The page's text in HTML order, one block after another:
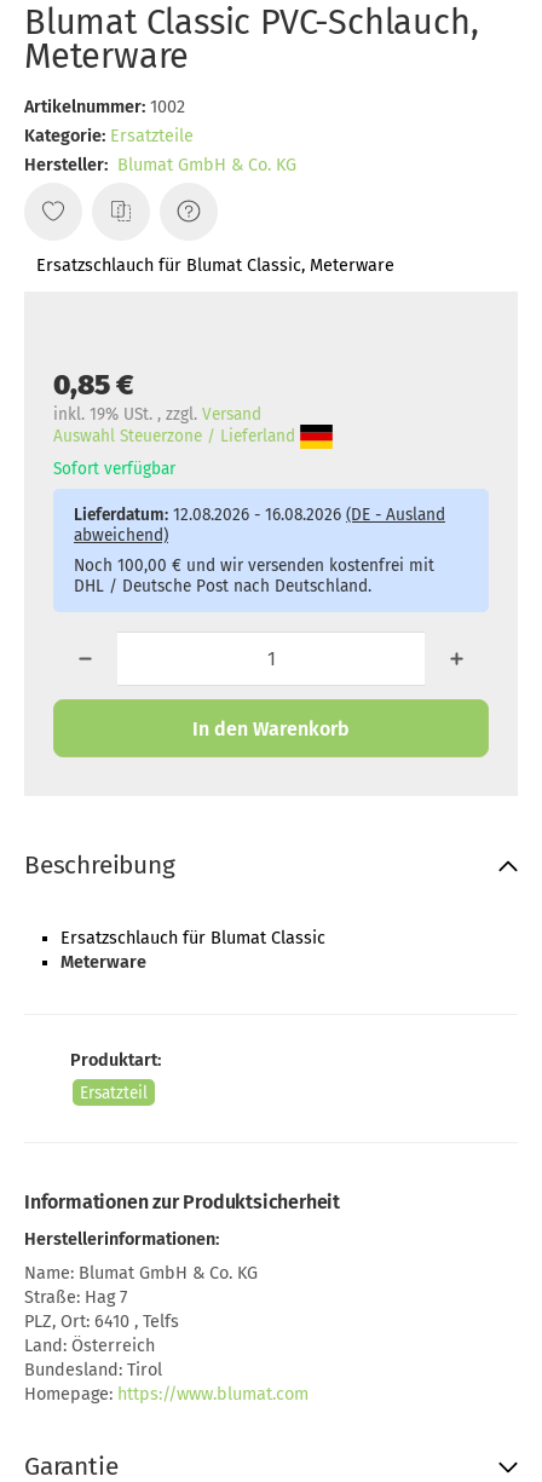
Blumat Classic PVC-Schlauch,
Meterware
Artikelnummer: 1002
Kategorie: Ersatzteile
Hersteller: Blumat GmbH & Co. KG
Ersatzschlauch für Blumat Classic, Meterware
0,85 €
inkl. 19% USt. , zzgl. Versand
Auswahl Steuerzone / Lieferland
Sofort verfügbar
Lieferdatum: 12.08.2026 - 16.08.2026 (DE - Ausland
abweichend)
Noch 100,00 € und wir versenden kostenfrei mit
DHL / Deutsche Post nach Deutschland.
In den Warenkorb
Beschreibung
Ersatzschlauch für Blumat Classic
Meterware
Produktart:
Ersatzteil
Informationen zur Produktsicherheit
Herstellerinformationen:
Name: Blumat GmbH & Co. KG
Straße: Hag 7
PLZ, Ort: 6410 , Telfs
Land: Österreich
Bundesland: Tirol
Homepage: https://www.blumat.com
Garantie